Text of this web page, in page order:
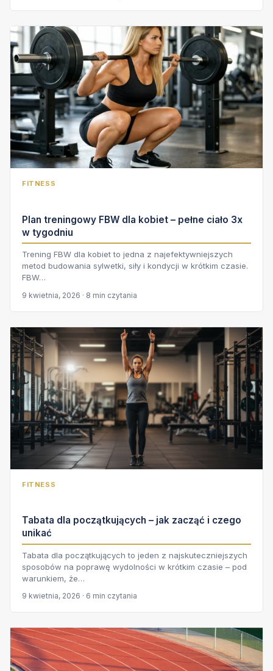
FITNESS
Plan treningowy FBW dla kobiet – pełne ciało 3x
w tygodniu
Trening FBW dla kobiet to jedna z najefektywniejszych
metod budowania sylwetki, siły i kondycji w krótkim czasie.
FBW…
9 kwietnia, 2026 · 8 min czytania
FITNESS
Tabata dla początkujących – jak zacząć i czego
unikać
Tabata dla początkujących to jeden z najskuteczniejszych
sposobów na poprawę wydolności w krótkim czasie – pod
warunkiem, że…
9 kwietnia, 2026 · 6 min czytania